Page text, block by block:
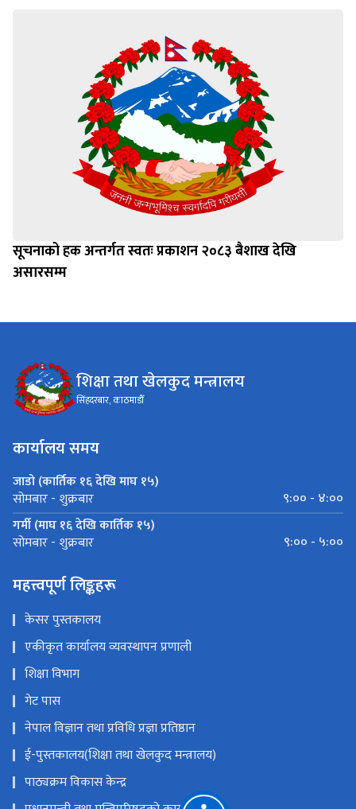
सूचनाको हक अन्तर्गत स्वतः प्रकाशन २०८३ बैशाख देखि
असारसम्म
शिक्षा तथा खेलकुद मन्त्रालय
सिंहदरबार, काठमाडौँ
कार्यालय समय
जाडो (कार्तिक १६ देखि माघ १५)
सोमबार - शुक्रबार
९:०० - ४:००
गर्मी (माघ १६ देखि कार्तिक १५)
सोमबार - शुक्रबार ९:०० - ५:००
महत्त्वपूर्ण लिङ्कहरू
केसर पुस्तकालय
एकीकृत कार्यालय व्यवस्थापन प्रणाली
शिक्षा विभाग
गेट पास
नेपाल विज्ञान तथा प्रविधि प्रज्ञा प्रतिष्ठान
ई-पुस्तकालय(शिक्षा तथा खेलकुद मन्त्रालय)
पाठ्यक्रम विकास केन्द्र